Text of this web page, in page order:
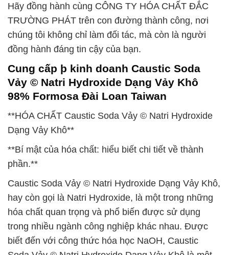
Hãy đồng hành cùng CÔNG TY HÓA CHẤT ĐẮC
TRƯỜNG PHÁT trên con đường thành công, nơi
chúng tôi không chỉ làm đối tác, mà còn là người
đồng hành đáng tin cậy của bạn.
Cung cấp þ kinh doanh Caustic Soda
Vảy © Natri Hydroxide Dạng Vảy Khô
98% Formosa Đài Loan Taiwan
**HÓA CHẤT Caustic Soda Vảy © Natri Hydroxide
Dạng Vảy Khô**
**Bí mật của hóa chất: hiểu biết chi tiết về thành
phần.**
Caustic Soda Vảy © Natri Hydroxide Dạng Vảy Khô,
hay còn gọi là Natri Hydroxide, là một trong những
hóa chất quan trọng và phổ biến được sử dụng
trong nhiều ngành công nghiệp khác nhau. Được
biết đến với công thức hóa học NaOH, Caustic